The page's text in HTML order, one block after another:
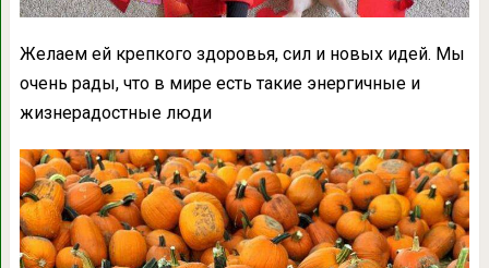
Желаем ей крепкого здоровья, сил и новых идей. Мы
очень рады, что в мире есть такие энергичные и
жизнерадостные люди